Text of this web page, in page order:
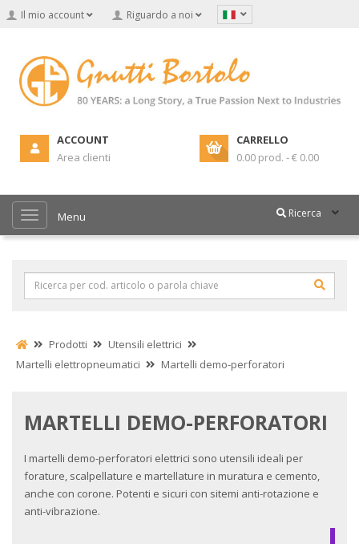
Il mio account Riguardo a noi
ACCOUNT
Area clienti
CARRELLO
0.00 prod. - € 0.00
Menu Ricerca
Prodotti
Utensili elettrici
Martelli elettropneumatici
Martelli demo-perforatori
MARTELLI DEMO-PERFORATORI
I martelli demo-perforatori elettrici sono utensili ideali per
forature, scalpellature e martellature in muratura e cemento,
anche con corone. Potenti e sicuri con sitemi anti-rotazione e
anti-vibrazione.